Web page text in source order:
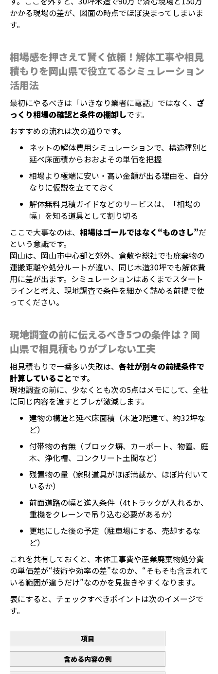
かかる現場の差が、図面の時点でほぼ決まってしまいま
す。
相場感を押さえて賢く依頼！解体工事や相見
積もりを岡山県で役立てるシミュレーション
活用法
最初にやるべきは「いきなり業者に電話」ではなく、 ざ
っくり相場の確認と条件の棚卸しです。
おすすめの流れは次の通りです。
ネットの解体費用シミュレーションで、構造種別と
延べ床面積からおおよその単価を把握
相場より極端に安い・高い金額が出る理由を、自分
なりに仮説を立てておく
解体無料見積ガイドなどのサービスは、「相場の
幅」を知る道具として割り切る
ここで大事なのは、 相場はゴールではなく“ものさし”だ
という意識です。
岡山は、岡山市中心部と郊外、倉敷や総社でも廃棄物の
運搬距離や処分ルートが違い、同じ木造30坪でも解体費
用に差が出ます。シミュレーションはあくまでスタート
ラインと考え、現地調査で条件を細かく詰める前提で使
ってください。
現地調査の前に伝えるべき5つの条件は？岡
山県で相見積もりがブレない工夫
相見積もりで一番多い失敗は、 各社が別々の前提条件で
計算していることです。
現地調査の前に、少なくとも次の5点はメモにして、全社
に同じ内容を渡すとブレが激減します。
建物の構造と延べ床面積（木造2階建て、約32坪な
ど）
付帯物の有無（ブロック塀、カーポート、物置、庭
木、浄化槽、コンクリート土間など）
残置物の量（家財道具がほぼ満載か、ほぼ片付いて
いるか）
前面道路の幅と進入条件（4tトラックが入れるか、
重機をクレーンで吊り込む必要があるか）
更地にした後の予定（駐車場にする、売却するな
ど）
これを共有しておくと、本体工事費や産業廃棄物処分費
の単価差が“技術や効率の差”なのか、“そもそも含まれて
いる範囲が違うだけ”なのかを見抜きやすくなります。
表にすると、チェックすべきポイントは次のイメージで
す。
項目
含める内容の例